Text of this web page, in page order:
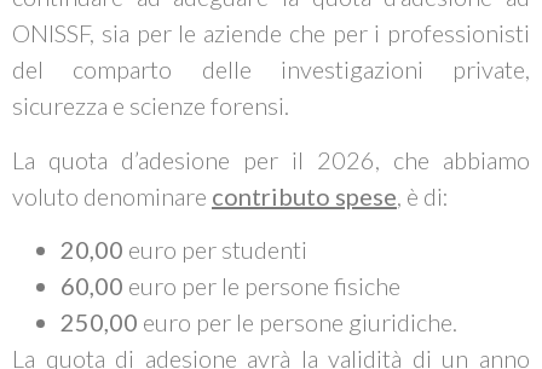
ONISSF, sia per le aziende che per i professionisti
del comparto delle investigazioni private,
sicurezza e scienze forensi.
La quota d’adesione per il 2026, che abbiamo
voluto denominare contributo spese , è di:
20,00 euro per studenti
60,00 euro per le persone fisiche
250,00 euro per le persone giuridiche.
La quota di adesione avrà la validità di un anno